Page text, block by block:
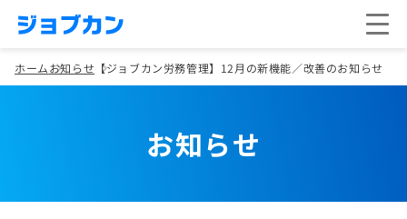
ホームお知らせ 【ジョブカン労務管理】12月の新機能／改善のお知らせ
お知らせ